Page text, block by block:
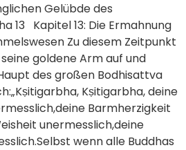
Gelübde des
13 Kapitel 13: Die Ermahnung
Zu diesem Zeitpunkt
goldene Arm auf und
des großen Bodhisattva
Kṣitigarbha, deine
Barmherzigkeit
unermesslich,deine
wenn alle Buddhas